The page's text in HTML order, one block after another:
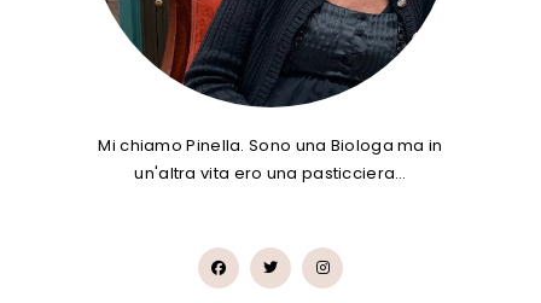
Mi chiamo Pinella. Sono una Biologa ma in
un'altra vita ero una pasticciera…